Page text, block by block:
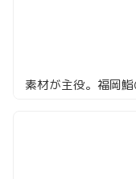
素材が主役。福岡